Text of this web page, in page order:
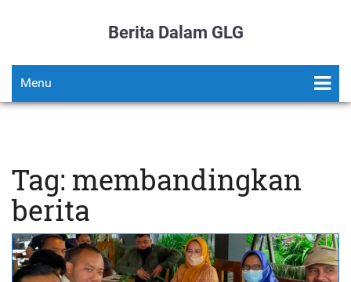
Berita Dalam GLG
Menu
Tag: membandingkan
berita